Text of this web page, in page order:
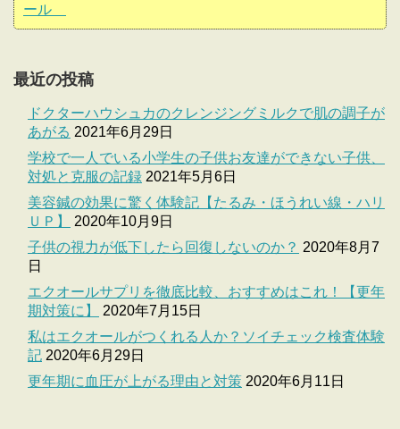
ール
最近の投稿
ドクターハウシュカのクレンジングミルクで肌の調子が
あがる 2021年6月29日
学校で一人でいる小学生の子供お友達ができない子供、
対処と克服の記録 2021年5月6日
美容鍼の効果に驚く体験記【たるみ・ほうれい線・ハリ
ＵＰ】
2020年10月9日
子供の視力が低下したら回復しないのか？ 2020年8月7
日
エクオールサプリを徹底比較、おすすめはこれ！【更年
期対策に】
2020年7月15日
私はエクオールがつくれる人か？ソイチェック検査体験
記 2020年6月29日
更年期に血圧が上がる理由と対策 2020年6月11日